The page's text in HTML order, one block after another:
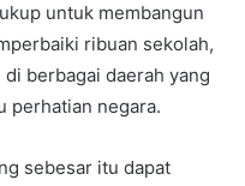
untuk membangun
ribuan sekolah,
berbagai daerah yang
perhatian negara.
sebesar itu dapat